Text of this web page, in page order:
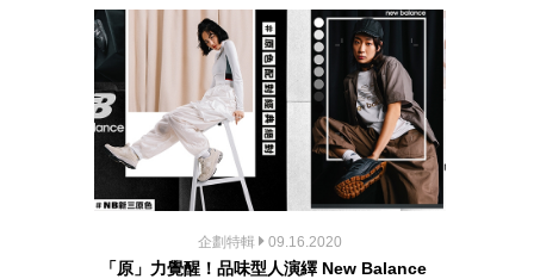
企劃特輯 09.16.2020
「原」力覺醒！品味型人演繹 New Balance